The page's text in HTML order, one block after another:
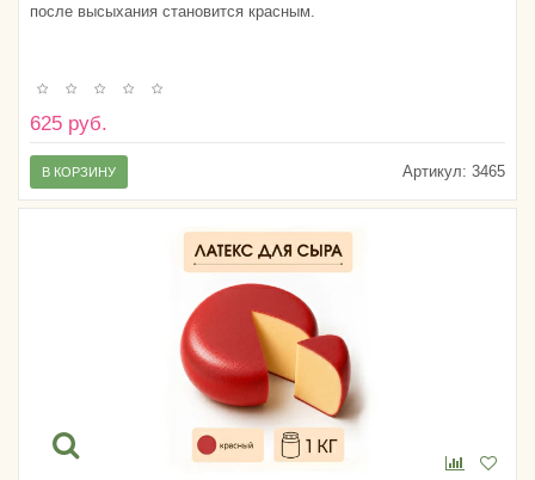
после высыхания становится красным.
625 руб.
Артикул: 3465
В КОРЗИНУ